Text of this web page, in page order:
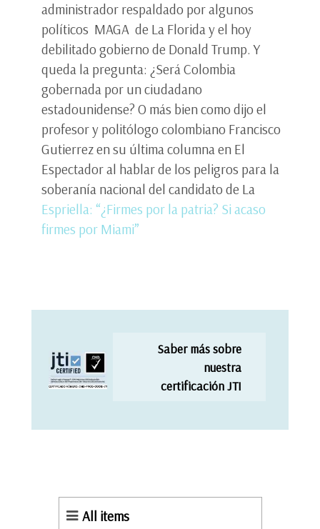
administrador respaldado por algunos
políticos MAGA de La Florida y el hoy
debilitado gobierno de Donald Trump. Y
queda la pregunta: ¿Será Colombia
gobernada por un ciudadano
estadounidense? O más bien como dijo el
profesor y politólogo colombiano Francisco
Gutierrez en su última columna en El
Espectador al hablar de los peligros para la
soberanía nacional del candidato de La
Espriella: “¿Firmes por la patria? Si acaso
firmes por Miami”
Saber más sobre
nuestra
certificación JTI
All items